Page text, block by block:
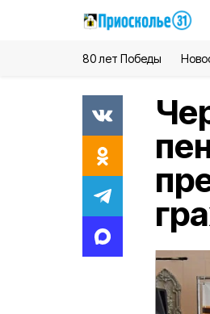
80 лет Победы